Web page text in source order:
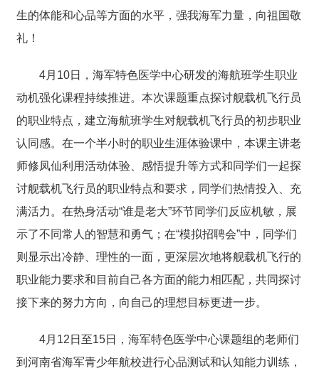
生的体能和心品等方面的水平，强我海军力量，向祖国敬
礼！
4月10日，海军特色医学中心研发的海航班学生职业
动机强化课程持续推进。本次课题重点探讨舰载机飞行员
的职业特点，建立海航班学生对舰载机飞行员的初步职业
认同感。在一个半小时的职业生涯体验课中，本课主讲老
师修凤仙利用活动体验、感悟提升等方式和同学们一起探
讨舰载机飞行员的职业特点和要求，同学们热情投入、充
满活力。在热身活动“谁是老大”环节同学们反应机敏，展
示了不同常人的智慧和勇气；在“模拟招聘会”中，同学们
则显示出冷静、理性的一面，更深层次地将舰载机飞行的
职业能力要求和目前自己各方面的能力相匹配，共同探讨
接下来的努力方向，向自己的理想目标更进一步。
4月12日至15日，海军特色医学中心课题组的老师们
到河南省海军青少年航校进行心品测试和认知能力训练，